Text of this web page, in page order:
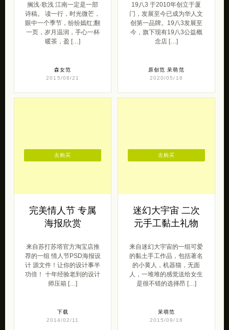
搁浅·歌浅 江南一定是一部
诗稿。 读一行，时光微芒，
眼中一个季节，纷纷嫣红;翻
一页，岁月温润，手心一杯
暖茶，盈 […]
森女范
2015/08/21
19八3 于2010年创立于厦
门，发展至今已成为华人文
创第一品牌。19八3发展至
今，旗下现有19八3公益概
念店 […]
原创范 呆萌范
2020/05/16
完美情人节 专属
海报欣赏
来自苏打苏塔官方淘宝店推
荐的一组 情人节PSD海报设
计 源文件！让你的设计事半
功倍！ 十年经验老到的设计
师压箱 […]
下载
2014/02/11
去购买
迷幻大宇宙 二次
元手工黏土礼物
来自迷幻大宇宙的一组可爱
的黏土手工作品，包括著名
的小黄人，机器猫，无面
人，一堆堆的感觉送给女生
是很不错的选择昂 […]
呆萌范
2015/09/16
去购买